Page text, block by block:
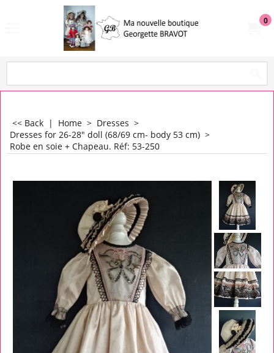
0
<< Back | Home > Dresses >
Dresses for 26-28" doll (68/69 cm- body 53 cm) >
Robe en soie + Chapeau. Réf: 53-250